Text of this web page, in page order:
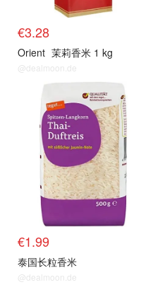
€3.28
Orient 茉莉香米 1 kg
@dealmoon.de
€1.99
泰国长粒香米
@dealmoon.de